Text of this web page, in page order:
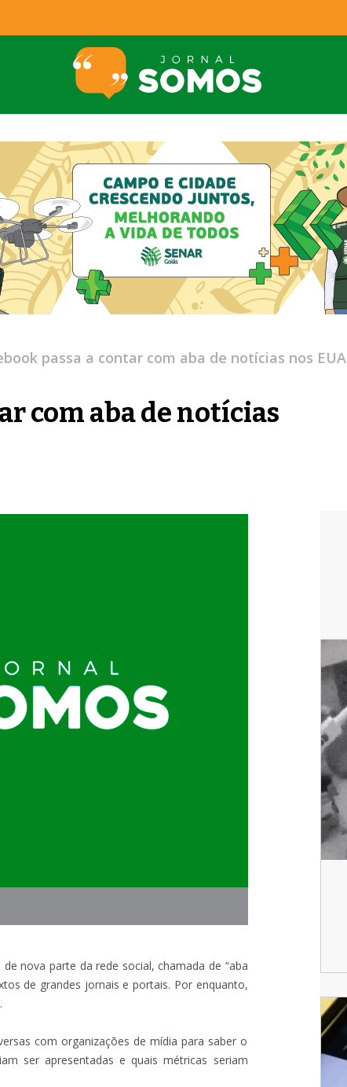
passa a contar com aba de notícias nos EUA
com aba de notícias
nova parte da rede social, chamada de “aba
de grandes jornais e portais. Por enquanto,
com organizações de mídia para saber o
ser apresentadas e quais métricas seriam